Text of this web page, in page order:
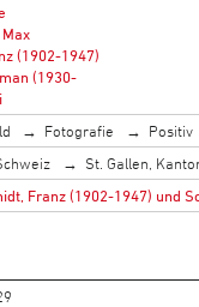
(1902-1947)
(1930-
Fotografie Positiv
St. Gallen,
Franz (1902-1947) und